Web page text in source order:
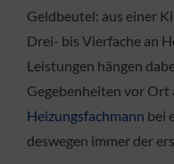
Geldbeutel: aus einer
Drei- bis Vierfache an
Leistungen hängen
Gegebenheiten vor Ort
Heizungsfachmann bei
deswegen immer der